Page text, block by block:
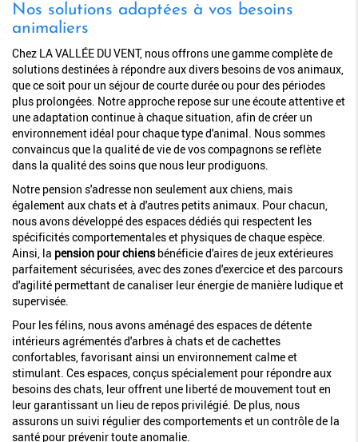
Nos solutions adaptées à vos besoins
animaliers
Chez LA VALLÉE DU VENT, nous offrons une gamme complète de
solutions destinées à répondre aux divers besoins de vos animaux,
que ce soit pour un séjour de courte durée ou pour des périodes
plus prolongées. Notre approche repose sur une écoute attentive et
une adaptation continue à chaque situation, afin de créer un
environnement idéal pour chaque type d'animal. Nous sommes
convaincus que la qualité de vie de vos compagnons se reflète
dans la qualité des soins que nous leur prodiguons.
Notre pension s'adresse non seulement aux chiens, mais
également aux chats et à d'autres petits animaux. Pour chacun,
nous avons développé des espaces dédiés qui respectent les
spécificités comportementales et physiques de chaque espèce.
Ainsi, la pension pour chiensbénéficie d'aires de jeux extérieures
parfaitement sécurisées, avec des zones d'exercice et des parcours
d'agilité permettant de canaliser leur énergie de manière ludique et
supervisée.
Pour les félins, nous avons aménagé des espaces de détente
intérieurs agrémentés d'arbres à chats et de cachettes
confortables, favorisant ainsi un environnement calme et
stimulant. Ces espaces, conçus spécialement pour répondre aux
besoins des chats, leur offrent une liberté de mouvement tout en
leur garantissant un lieu de repos privilégié. De plus, nous
assurons un suivi régulier des comportements et un contrôle de la
santé pour prévenir toute anomalie.